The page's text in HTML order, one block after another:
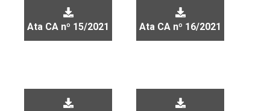
Ata CA nº 15/2021 Ata CA nº 16/2021